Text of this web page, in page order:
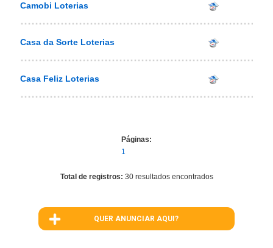
Camobi Loterias
Casa da Sorte Loterias
Casa Feliz Loterias
Páginas:
1
Total de registros: 30 resultados encontrados
QUER ANUNCIAR AQUI?